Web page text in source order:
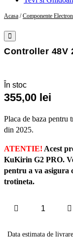
Acasa /Componente
Controller 48V
În stoc
355,00 lei
Placa de baza
din 2025.
ATENTIE! Acest
KuKirin G2 PRO.
pentru a va asigura
trotineta.
Cantitate
20A
Data estimata de